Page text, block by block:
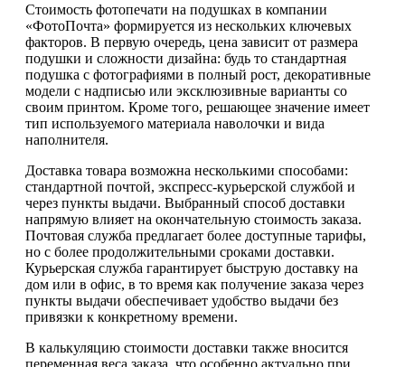
Стоимость фотопечати на подушках в компании
«ФотоПочта» формируется из нескольких ключевых
факторов. В первую очередь, цена зависит от размера
подушки и сложности дизайна: будь то стандартная
подушка с фотографиями в полный рост, декоративные
модели с надписью или эксклюзивные варианты со
своим принтом. Кроме того, решающее значение имеет
тип используемого материала наволочки и вида
наполнителя.
Доставка товара возможна несколькими способами:
стандартной почтой, экспресс-курьерской службой и
через пункты выдачи. Выбранный способ доставки
напрямую влияет на окончательную стоимость заказа.
Почтовая служба предлагает более доступные тарифы,
но с более продолжительными сроками доставки.
Курьерская служба гарантирует быструю доставку на
дом или в офис, в то время как получение заказа через
пункты выдачи обеспечивает удобство выдачи без
привязки к конкретному времени.
В калькуляцию стоимости доставки также вносится
переменная веса заказа, что особенно актуально при